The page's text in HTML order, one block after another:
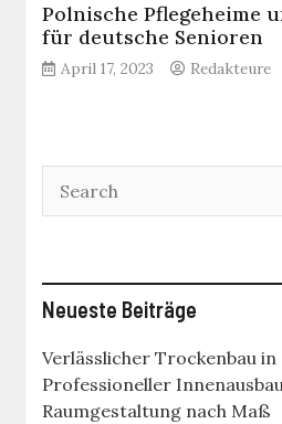
Polnische Pflegeheime
für deutsche Senioren
April 17, 2023 Redakteure
Neueste Beiträge
Verlässlicher Trockenbau
Professioneller
Raumgestaltung nach Maß